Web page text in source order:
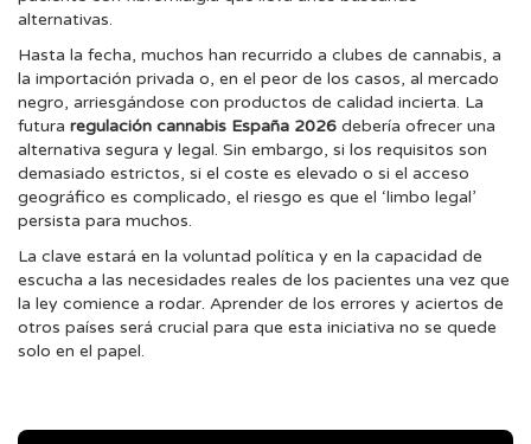
alternativas.
Hasta la fecha, muchos han recurrido a clubes de cannabis, a
la importación privada o, en el peor de los casos, al mercado
negro, arriesgándose con productos de calidad incierta. La
futura regulación cannabis España 2026 debería ofrecer una
alternativa segura y legal. Sin embargo, si los requisitos son
demasiado estrictos, si el coste es elevado o si el acceso
geográfico es complicado, el riesgo es que el ‘limbo legal’
persista para muchos.
La clave estará en la voluntad política y en la capacidad de
escucha a las necesidades reales de los pacientes una vez que
la ley comience a rodar. Aprender de los errores y aciertos de
otros países será crucial para que esta iniciativa no se quede
solo en el papel.